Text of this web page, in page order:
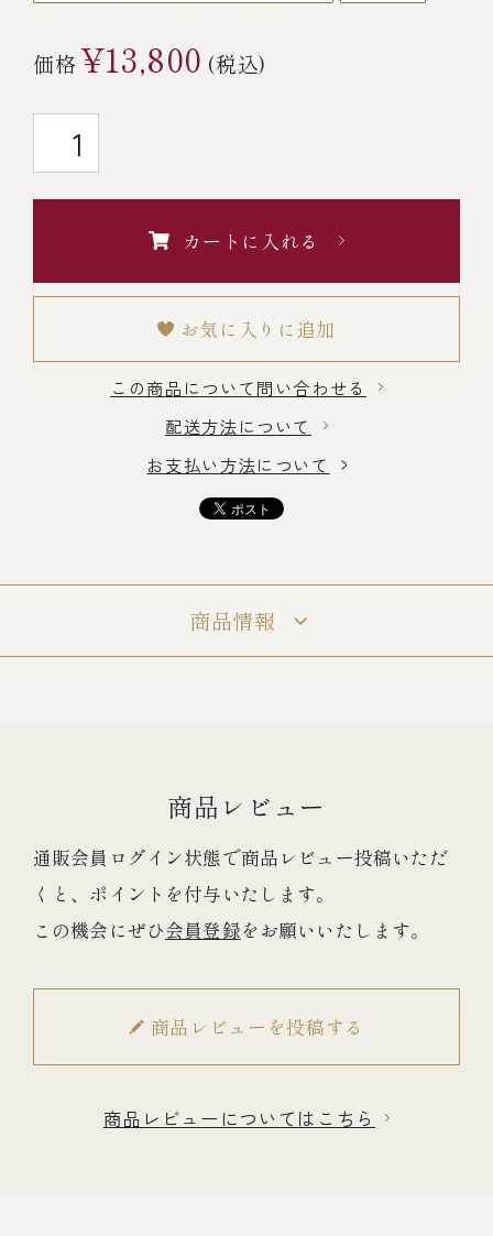
￥5,000～￥9,999
￥10,000～￥14,999
￥15,000～￥19,999
￥20,000～
伊勢海老料理一覧
季節限定商品
価格¥13,800 (税込)
カートに入れる
お気に入りに追加
この商品について問い合わせる
配送方法について
お支払い方法について
商品情報
商品レビュー
通販会員ログイン状態で商品レビュー投稿いただ
くと、ポイントを付与いたします。
この機会にぜひ会員登録をお願いいたします。
商品レビューを投稿する
商品レビューについてはこちら